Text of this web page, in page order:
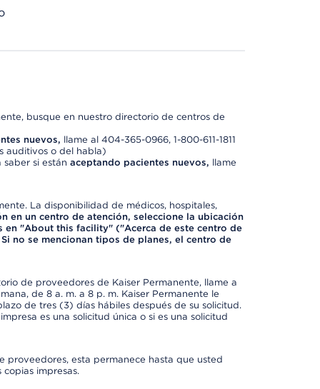
busque en nuestro directorio de centros de
nuevos, llame al 404-365-0966, 1-800-611-1811
auditivos o del habla)
si están aceptando pacientes nuevos, llame
La disponibilidad de médicos, hospitales,
en un centro de atención, seleccione la ubicación
"About this facility" ("Acerca de este centro de
no se mencionan tipos de planes, el centro de
de proveedores de Kaiser Permanente, llame a
de 8 a. m. a 8 p. m. Kaiser Permanente le
de tres (3) días hábiles después de su solicitud.
es una solicitud única o si es una solicitud
proveedores, esta permanece hasta que usted
impresas.